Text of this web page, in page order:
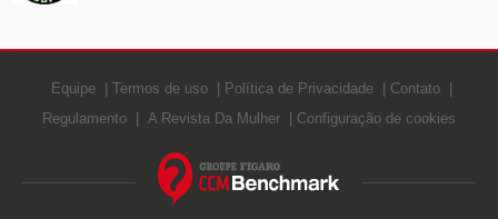
Equipe Termos de uso Política de Privacidade
Contato
Regulamento
A Revista Da Mulher Configuração de cookies